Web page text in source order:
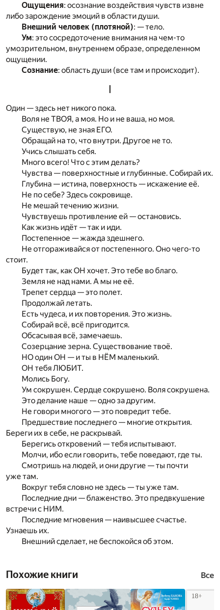
Ощущения: осознание воздействия чувств извне
либо зарождение эмоций в области души.
Внешний человек (плотяной): — тело.
Ум: это сосредоточение внимания на чем-то
умозрительном, внутреннем образе, определенном
ощущении.
Сознание: область души (все там и происходит).
I
Один — здесь нет никого пока.
Воля не ТВОЯ, а моя. Но и не ваша, но моя.
Существую, не зная ЕГО.
Обращай на то, что внутри. Другое не то.
Учись слышать себя.
Много всего! Что с этим делать?
Чувства — поверхностные и глубинные. Собирай их.
Глубина — истина, поверхность — искажение её.
Не по себе? Здесь сокровище.
Не мешай течению жизни.
Чувствуешь противление ей — остановись.
Как жизнь идёт — так и иди.
Постепенное — жажда здешнего.
Не отгораживайся от постепенного. Оно чего-то
стоит.
Будет так, как ОН хочет. Это тебе во благо.
Земля не над нами. А мы не её.
Трепет сердца — это полет.
Продолжай летать.
Есть чудеса, и их повторения. Это жизнь.
Собирай всё, всё пригодится.
Обсасывая всё, замечаешь.
Созерцание зерна. Существование твоё.
НО один ОН — и ты в НЁМ маленький.
ОН тебя ЛЮБИТ.
Молись Богу.
Ум сокрушен. Сердце сокрушено. Воля сокрушена.
Это делание наше — одно за другим.
Не говори многого — это повредит тебе.
Предшествие последнего — многие открытия.
Береги их в себе, не раскрывай.
Берегись откровений — тебя испытывают.
Молчи, ибо если говорить, тебе поведают, где ты.
Смотришь на людей, и они другие — ты почти
уже там.
Вокруг тебя словно не здесь — ты уже там.
Последние дни — блаженство. Это предвкушение
встречи с НИМ.
Последние мгновения — наивысшее счастье.
Узнаешь их.
Внешний сделает, не беспокойся об этом.
Похожие книги Все